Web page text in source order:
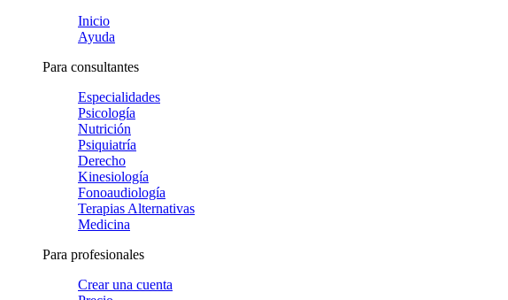
Inicio
Ayuda
Para consultantes
Especialidades
Psicología
Nutrición
Psiquiatría
Derecho
Kinesiología
Fonoaudiología
Terapias Alternativas
Medicina
Para profesionales
Crear una cuenta